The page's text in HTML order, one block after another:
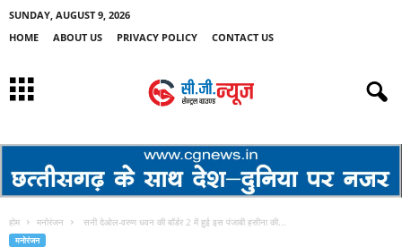
SUNDAY, AUGUST 9, 2026
HOME
ABOUT US PRIVACY POLICY CONTACT US
होम मनोरंजन सनी देओल-वरुण धवन की बॉर्डर 2 में हुई इस पंजाबी हसीना की...
मनोरंजन